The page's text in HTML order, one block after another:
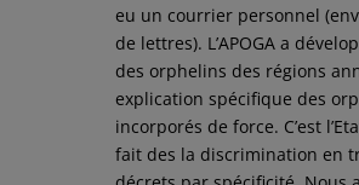
eu un courrier personnel
de lettres). L’APOGA a
des orphelins des régions
explication spécifique des
incorporés de force. C’est
fait des la discrimination en